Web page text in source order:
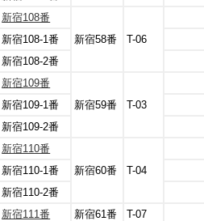
新宿108番
新宿58番
T-06
新宿108-1番
新宿108-2番
新宿109番
新宿59番
T-03
新宿109-1番
新宿109-2番
新宿110番
新宿60番
T-04
新宿110-1番
新宿110-2番
新宿111番
新宿61番
T-07